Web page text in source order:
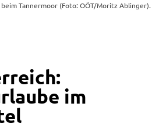
Tannermoor (Foto: OÖT/Moritz Ablinger).
im